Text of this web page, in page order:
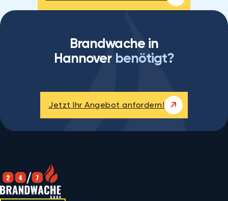
Brandwache in
Hannover benötigt?
Jetzt Ihr Angebot anfordern!